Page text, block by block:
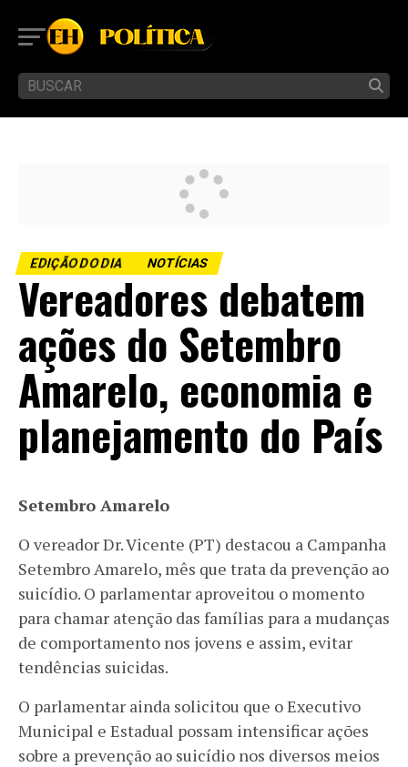
EDIÇÃO DO DIA NOTÍCIAS
Vereadores debatem
ações do Setembro
Amarelo, economia e
planejamento do País
Setembro Amarelo
O vereador Dr. Vicente (PT) destacou a Campanha
Setembro Amarelo, mês que trata da prevenção ao
suicídio. O parlamentar aproveitou o momento
para chamar atenção das famílias para a mudanças
de comportamento nos jovens e assim, evitar
tendências suicidas.
O parlamentar ainda solicitou que o Executivo
Municipal e Estadual possam intensificar ações
sobre a prevenção ao suicídio nos diversos meios